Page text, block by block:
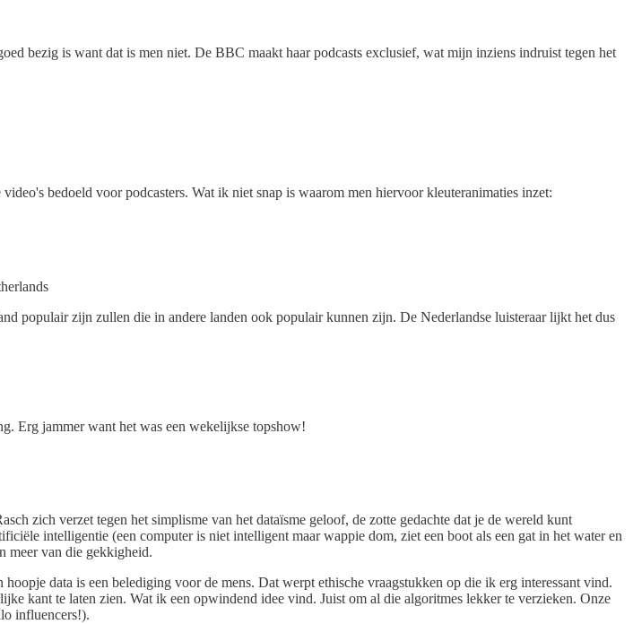
bezig is want dat is men niet. De BBC maakt haar podcasts exclusief, wat mijn inziens indruist tegen het
bedoeld voor podcasters. Wat ik niet snap is waarom men hiervoor kleuteranimaties inzet:
populair zijn zullen die in andere landen ook populair kunnen zijn. De Nederlandse luisteraar lijkt het dus
Erg jammer want het was een wekelijkse topshow!
zich verzet tegen het simplisme van het dataïsme geloof, de zotte gedachte dat je de wereld kunt
intelligentie (een computer is niet intelligent maar wappie dom, ziet een boot als een gat in het water en
meer van die gekkigheid.
data is een belediging voor de mens. Dat werpt ethische vraagstukken op die ik erg interessant vind.
kant te laten zien. Wat ik een opwindend idee vind. Juist om al die algoritmes lekker te verzieken. Onze
influencers!).